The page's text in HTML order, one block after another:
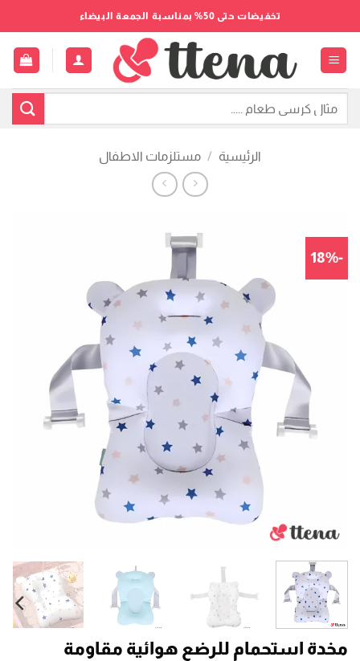
للمحتوى
تخفيضات حتى 50% بمناسبة الجمعة البيضاء
الرئيسية / مستلزمات الاطفال
-18%
مخدة استحمام للرضع هوائية مقاومة